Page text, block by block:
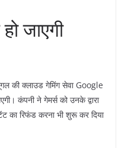
जाएगी
गूगल की क्लाउड गेमिंग सेवा Google
कंपनी ने गेमर्स को उनके द्वारा
का रिफंड करना भी शुरू कर दिया